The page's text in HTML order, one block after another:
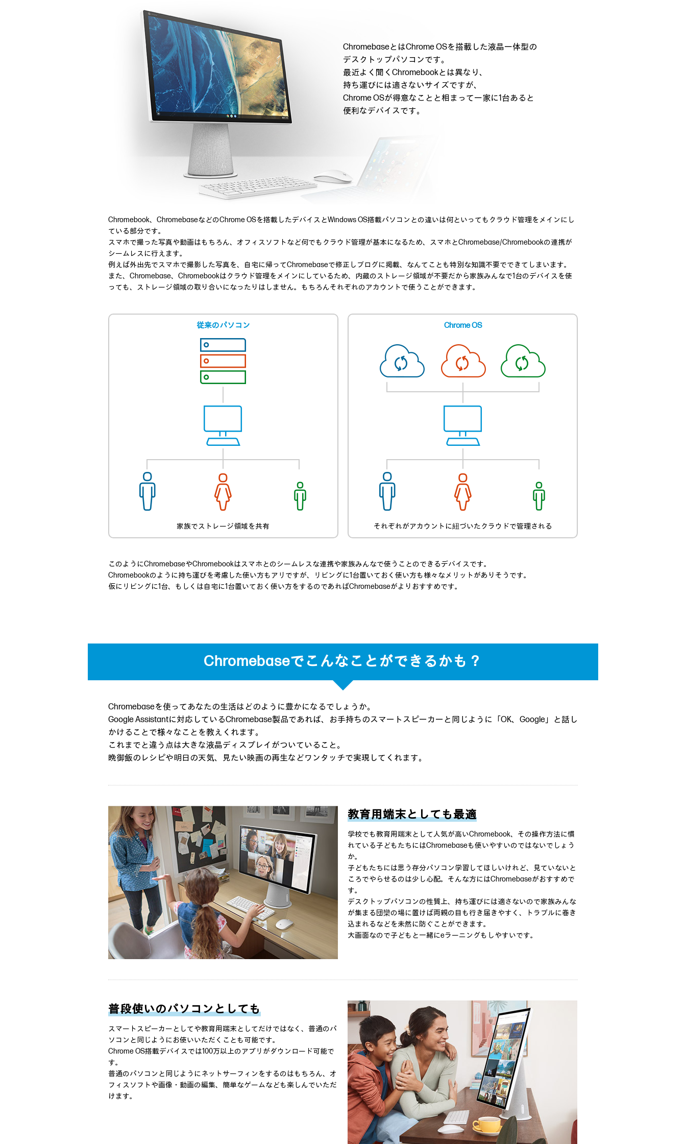
ChromebaseとはChrome OSを搭載した液晶一体型の
デスクトップパソコンです。
最近よく聞くChromebookとは異なり、
持ち運びには適さないサイズですが、
Chrome OSが得意なことと相まって一家に1台あると
便利なデバイスです。
Chromebook、ChromebaseなどのChrome OSを搭載したデバイスとWindows OS搭載パソコンとの違いは何といってもクラウド管理をメインにし
ている部分です。
スマホで撮った写真や動画はもちろん、オフィスソフトなど何でもクラウド管理が基本になるため、スマホとChromebase/Chromebookの連携が
シームレスに行えます。
例えば外出先でスマホで撮影した写真を、自宅に帰ってChromebaseで修正しブログに掲載、なんてことも特別な知識不要でできてしまいます。
また、Chromebase、Chromebookはクラウド管理をメインにしているため、内蔵のストレージ領域が不要だから家族みんなで1台のデバイスを使
っても、ストレージ領域の取り合いになったりはしません。もちろんそれぞれのアカウントで使うことができます。
従来のパソコン
家族でストレージ領域を共有
Chrome OS
それぞれがアカウントに紐づいたクラウドで管理される
このようにChromebaseやChromebookはスマホとのシームレスな連携や家族みんなで使うことのできるデバイスです。
Chromebookのように持ち運びを考慮した使い方もアリですが、リビングに1台置いておく使い方も様々なメリットがありそうです。
仮にリビングに1台、もしくは自宅に1台置いておく使い方をするのであればChromebaseがよりおすすめです。
Chromebaseでこんなことができるかも？
Chromebaseを使ってあなたの生活はどのように豊かになるでしょうか。
Google Assistantに対応しているChromebase製品であれば、お手持ちのスマートスピーカーと同じように「OK、Google」と話し
かけることで様々なことを教えくれます。
これまでと違う点は大きな液晶ディスプレイがついていること。
晩御飯のレシピや明日の天気、見たい映画の再生などワンタッチで実現してくれます。
教育用端末としても最適
学校でも教育用端末として人気が高いChromebook、その操作方法に慣
れている子どもたちにはChromebaseも使いやすいのではないでしょう
か。
子どもたちには思う存分パソコン学習してほしいけれど、見ていないと
ころでやらせるのは少し心配。そんな方にはChromebaseがおすすめで
す。
デスクトップパソコンの性質上、持ち運びには適さないので家族みんな
が集まる団欒の場に置けば両親の目も行き届きやすく、トラブルに巻き
込まれるなどを未然に防ぐことができます。
大画面なので子どもと一緒にeラーニングもしやすいです。
普段使いのパソコンとしても
スマートスピーカーとしてや教育用端末としてだけではなく、普通のパ
ソコンと同じようにお使いいただくことも可能です。
Chrome OS搭載デバイスでは100万以上のアプリがダウンロード可能で
す。
普通のパソコンと同じようにネットサーフィンをするのはもちろん、オ
フィスソフトや画像・動画の編集、簡単なゲームなども楽しんでいただ
けます。